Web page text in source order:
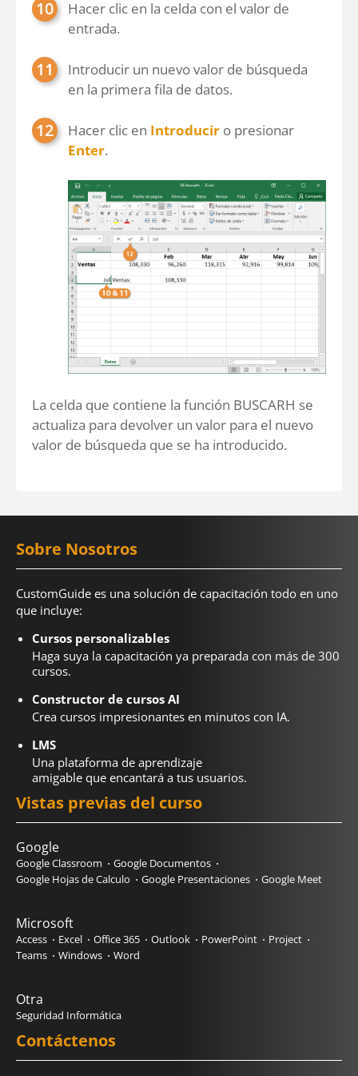
Hacer clic en la celda con el valor de
entrada.
Introducir un nuevo valor de búsqueda
en la primera fila de datos.
Hacer clic en Introducir o presionar
Enter.
La celda que contiene la función BUSCARH se
actualiza para devolver un valor para el nuevo
valor de búsqueda que se ha introducido.
Sobre Nosotros
CustomGuide es una solución de capacitación todo en uno
que incluye:
Cursos personalizables
Haga suya la capacitación ya preparada con más de 300
cursos.
Constructor de cursos AI
Crea cursos impresionantes en minutos con IA.
LMS
Una plataforma de aprendizaje
amigable que encantará a tus usuarios.
Vistas previas del curso
Google
Google Classroom
Google Documentos
Google Hojas de Calculo
Google Presentaciones Google Meet
Microsoft
Access Excel Office 365 Outlook PowerPoint
Project
Teams
Windows Word
Otra
Seguridad Informática
Contáctenos